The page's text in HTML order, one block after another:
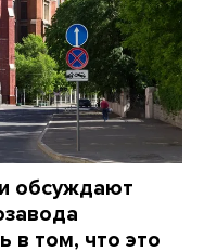
обсуждают
в том, что это